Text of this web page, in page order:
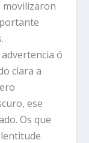
movilizaron
ó
clara a
ese
Os que